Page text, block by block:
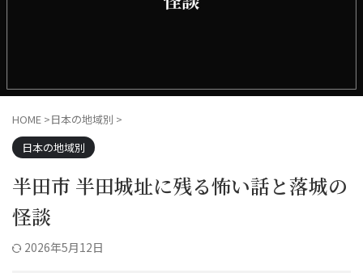
HOME >日本の地域別 >
日本の地域別
半田市 半田城址に残る怖い話と落城の
怪談
2026年5月12日